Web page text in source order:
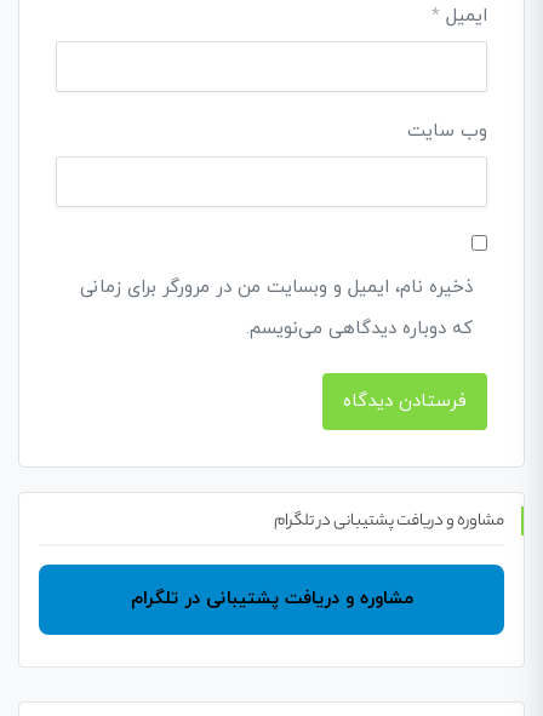
ایمیل *
وب‌ سایت
ذخیره نام، ایمیل و وبسایت من در مرورگر برای زمانی
که دوباره دیدگاهی می‌نویسم.
مشاوره و دریافت پشتیبانی در تلگرام
مشاوره و دریافت پشتیبانی در تلگرام